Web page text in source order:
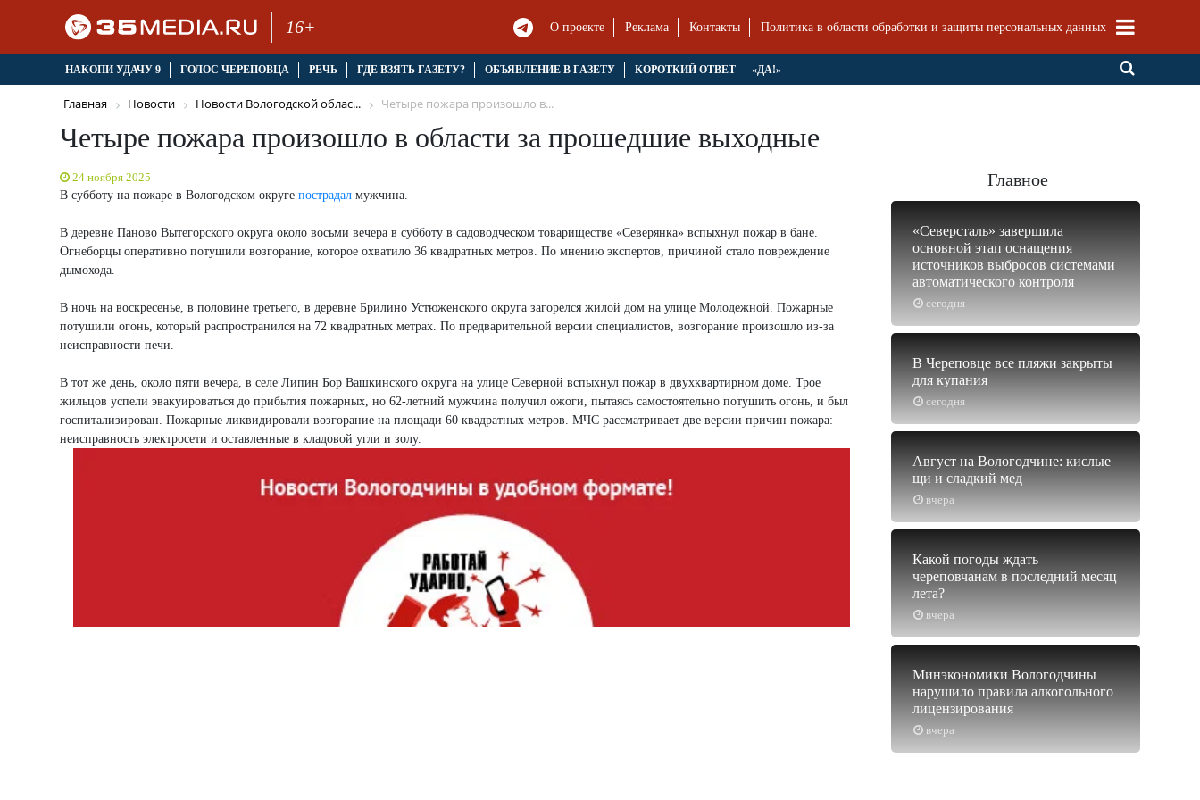
16+ О проекте Реклама Контакты Политика в области обработки и защиты персональных данных
НАКОПИ УДАЧУ 9 ГОЛОС ЧЕРЕПОВЦА РЕЧЬ ГДЕ ВЗЯТЬ ГАЗЕТУ? ОБЪЯВЛЕНИЕ В ГАЗЕТУ КОРОТКИЙ ОТВЕТ — «ДА!»
Главная Новости Новости Вологодской облас... Четыре пожара произошло в...
Четыре пожара произошло в области за прошедшие выходные
24 ноября 2025
В субботу на пожаре в Вологодском округе пострадал мужчина.
В деревне Паново Вытегорского округа около восьми вечера в субботу в садоводческом товариществе «Северянка» вспыхнул пожар в бане.
Огнеборцы оперативно потушили возгорание, которое охватило 36 квадратных метров. По мнению экспертов, причиной стало повреждение
дымохода.
В ночь на воскресенье, в половине третьего, в деревне Брилино Устюженского округа загорелся жилой дом на улице Молодежной. Пожарные
потушили огонь, который распространился на 72 квадратных метрах. По предварительной версии специалистов, возгорание произошло из-за
неисправности печи.
В тот же день, около пяти вечера, в селе Липин Бор Вашкинского округа на улице Северной вспыхнул пожар в двухквартирном доме. Трое
жильцов успели эвакуироваться до прибытия пожарных, но 62-летний мужчина получил ожоги, пытаясь самостоятельно потушить огонь, и был
госпитализирован. Пожарные ликвидировали возгорание на площади 60 квадратных метров. МЧС рассматривает две версии причин пожара:
неисправность электросети и оставленные в кладовой угли и золу.
Главное
сегодня
«Северсталь» завершила
основной этап оснащения
источников выбросов системами
автоматического контроля
сегодня
В Череповце все пляжи закрыты
для купания
вчера
Август на Вологодчине: кислые
щи и сладкий мед
вчера
Какой погоды ждать
череповчанам в последний месяц
лета?
вчера
Минэкономики Вологодчины
нарушило правила алкогольного
лицензирования